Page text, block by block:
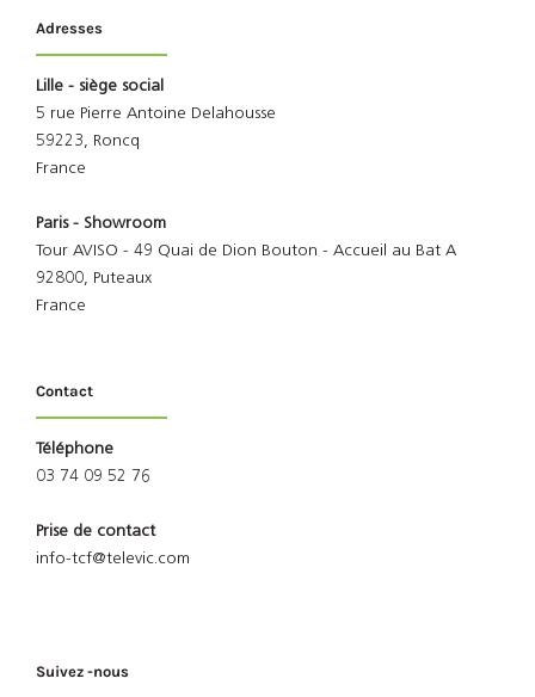
Adresses
Lille - siège social
5 rue Pierre Antoine Delahousse
59223, Roncq
France
Paris - Showroom
Tour AVISO - 49 Quai de Dion Bouton - Accueil au Bat A
92800, Puteaux
France
Contact
Téléphone
03 74 09 52 76
Prise de contact
info-tcf@televic.com
Suivez -nous